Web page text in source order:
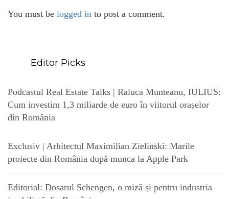
You must be logged in to post a comment.
Editor Picks
Podcastul Real Estate Talks | Raluca Munteanu, IULIUS:
Cum investim 1,3 miliarde de euro în viitorul orașelor
din România
Exclusiv | Arhitectul Maximilian Zielinski: Marile
proiecte din România după munca la Apple Park
Editorial: Dosarul Schengen, o miză și pentru industria